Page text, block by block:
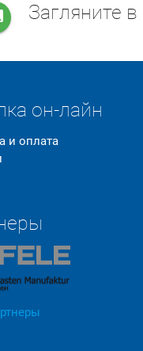
Загляните в
он-лайн
и оплата